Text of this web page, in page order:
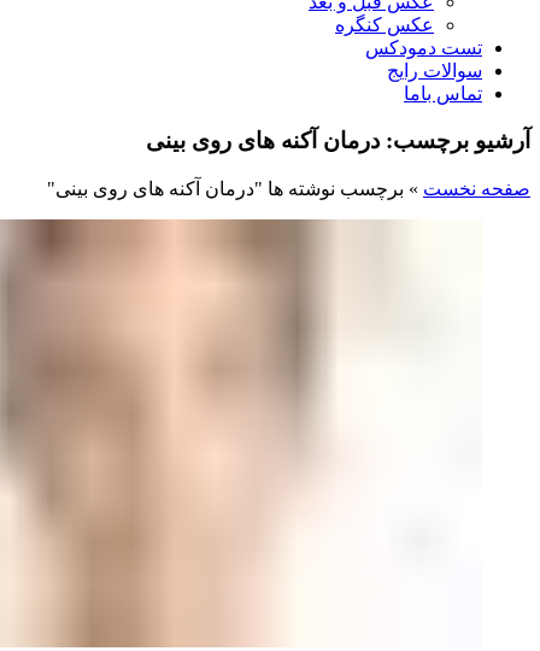
عکس کنگره
تست دمودکس
سوالات رایج
تماس باما
آرشیو برچسب: درمان آکنه های روی بینی
صفحه نخست » برچسب نوشته ها "درمان آکنه های روی بینی"